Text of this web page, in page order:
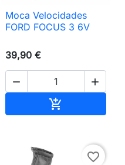
Moca Velocidades
FORD FOCUS 3 6V
39,90 €
 

favorite_border